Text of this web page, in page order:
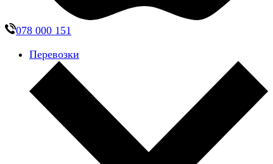
078 000 151
Перевозки